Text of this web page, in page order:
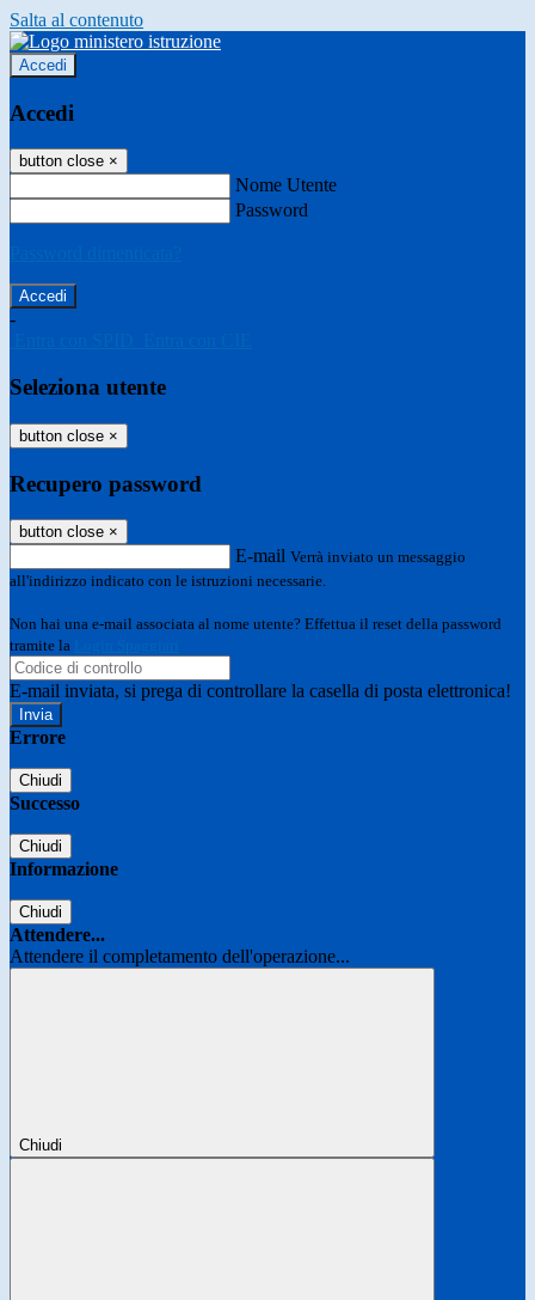
Salta al contenuto
Accedi
Accedi
button close ×
Nome Utente
Password
-
Seleziona utente
button close ×
Recupero password
button close ×
E-mail Verrà inviato un messaggio
all'indirizzo indicato con le istruzioni necessarie.
Non hai una e-mail associata al nome utente? Effettua il reset della password
tramite la
E-mail inviata, si prega di controllare la casella di posta elettronica!
Errore
Chiudi
Successo
Chiudi
Informazione
Chiudi
Attendere...
Attendere il completamento dell'operazione...
Chiudi